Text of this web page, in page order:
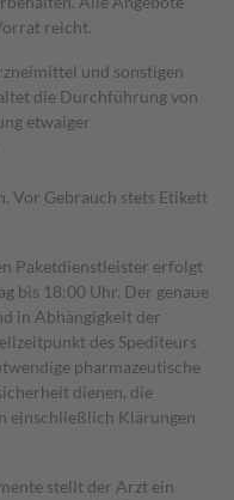
reicht.
und sonstigen
die Durchführung von
etwaiger
Vor Gebrauch stets Etikett
Paketdienstleister erfolgt
bis 18:00 Uhr. Der genaue
in Abhängigkeit der
des Spediteurs
pharmazeutische
dienen, die
einschließlich Klärungen
stellt der Arzt ein